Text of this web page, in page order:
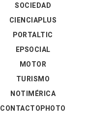
SOCIEDAD
CIENCIAPLUS
PORTALTIC
EPSOCIAL
MOTOR
TURISMO
NOTIMÉRICA
CONTACTOPHOTO